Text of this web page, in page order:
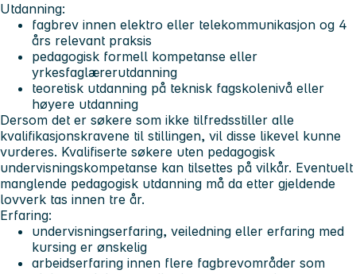
Utdanning:
fagbrev innen elektro eller telekommunikasjon og 4
års relevant praksis
pedagogisk formell kompetanse eller
yrkesfaglærerutdanning
teoretisk utdanning på teknisk fagskolenivå eller
høyere utdanning
Dersom det er søkere som ikke tilfredsstiller alle
kvalifikasjonskravene til stillingen, vil disse likevel kunne
vurderes. Kvalifiserte søkere uten pedagogisk
undervisningskompetanse kan tilsettes på vilkår. Eventuelt
manglende pedagogisk utdanning må da etter gjeldende
lovverk tas innen tre år.
Erfaring:
undervisningserfaring, veiledning eller erfaring med
kursing er ønskelig
arbeidserfaring innen flere fagbrevområder som